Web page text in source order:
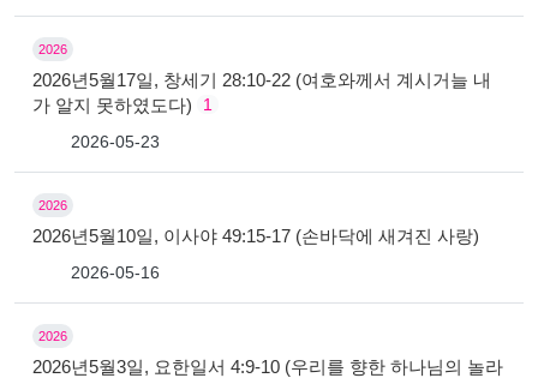
2026
2026년5월17일, 창세기 28:10-22 (여호와께서 계시거늘 내
가 알지 못하였도다)
1
2026-05-23
2026
2026년5월10일, 이사야 49:15-17 (손바닥에 새겨진 사랑)
2026-05-16
2026
2026년5월3일, 요한일서 4:9-10 (우리를 향한 하나님의 놀라